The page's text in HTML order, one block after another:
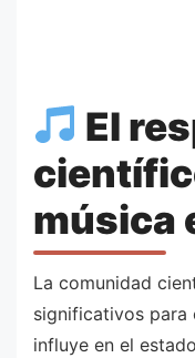
El
música
La comunidad
significativos para
influye en el